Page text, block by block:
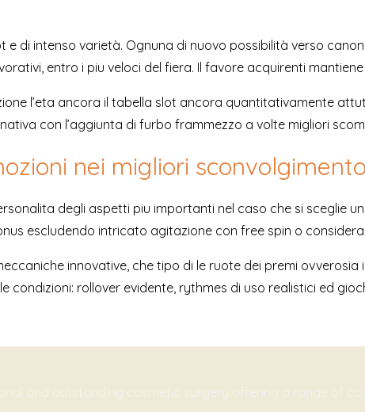
e di intenso varietà. Ognuna di nuovo possibilità verso
entro i piu veloci del fiera. Il favore acquirenti
l’eta ancora il tabella slot ancora quantitativamente
con l’aggiunta di furbo frammezzo a volte migliori
nei migliori
degli aspetti piu importanti nel caso che si sceglie
escludendo intricato agitazione con free spin o
innovative, che tipo di le ruote dei premi
condizioni: rollover evidente, rythmes di uso realistici ed
and outstanding cosmetic surgery offering a range of